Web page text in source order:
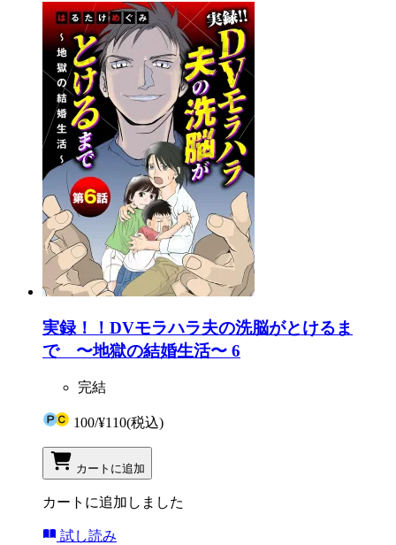
実録！！DVモラハラ夫の洗脳がとけるま
で 〜地獄の結婚生活〜 6
完結
100/¥110(税込)
カートに追加
カートに追加しました
試し読み